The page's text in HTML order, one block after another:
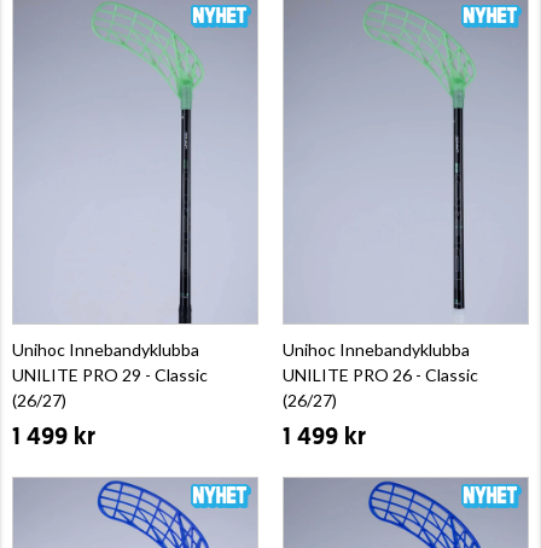
Unihoc Innebandyklubba
UNILITE PRO 29 - Classic
(26/27)
1 499 kr
Unihoc Innebandyklubba
UNILITE PRO 26 - Classic
(26/27)
1 499 kr